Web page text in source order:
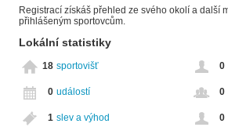
Registrací získáš přehled ze svého okolí a další
přihlášeným sportovcům.
Lokální statistiky
18 sportovišť 0
0 událostí 0
1 slev a výhod 0